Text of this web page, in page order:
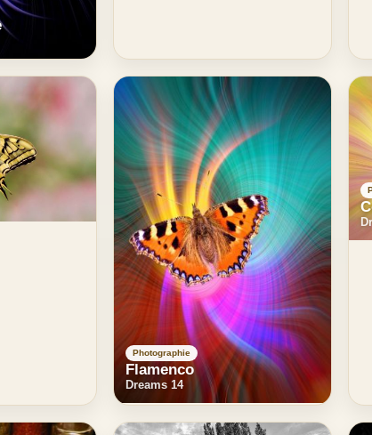
Photographie
Flamenco
Dreams 14